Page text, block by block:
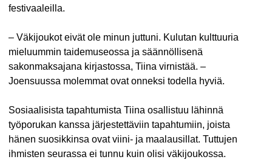
festivaaleilla.
– Väkijoukot eivät ole minun juttuni. Kulutan kulttuuria
mieluummin taidemuseossa ja säännöllisenä
sakonmaksajana kirjastossa, Tiina virnistää. –
Joensuussa molemmat ovat onneksi todella hyviä.
Sosiaalisista tapahtumista Tiina osallistuu lähinnä
työporukan kanssa järjestettäviin tapahtumiin, joista
hänen suosikkinsa ovat viini- ja maalausillat. Tuttujen
ihmisten seurassa ei tunnu kuin olisi väkijoukossa.